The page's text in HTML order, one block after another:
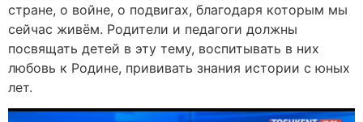
стране, о войне, о подвигах, благодаря которым мы
сейчас живём. Родители и педагоги должны
посвящать детей в эту тему, воспитывать в них
любовь к Родине, прививать знания истории с юных
лет.